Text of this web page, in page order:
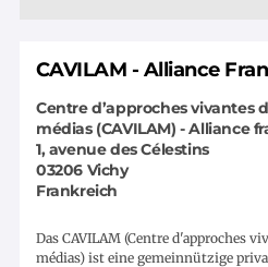
CAVILAM - Alliance
Centre d’approches vivantes
médias (CAVILAM) - Alliance
1, avenue des Célestins
03206 Vichy
Frankreich
Das CAVILAM (Centre d'approches
médias) ist eine gemeinnützige